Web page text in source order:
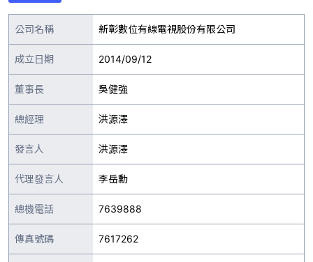
公司名稱 新彰數位有線電視股份有限公司
成立日期 2014/09/12
董事長 吳健強
總經理 洪源澤
發言人 洪源澤
代理發言人 李岳勳
總機電話 7639888
傳真號碼 7617262